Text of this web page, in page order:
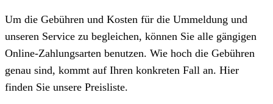
Um die Gebühren und Kosten für die Ummeldung und
unseren Service zu begleichen, können Sie alle gängigen
Online-Zahlungsarten benutzen. Wie hoch die Gebühren
genau sind, kommt auf Ihren konkreten Fall an. Hier
finden Sie unsere Preisliste.